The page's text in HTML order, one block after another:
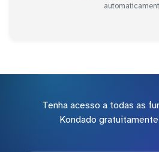
Tenha acesso a todas as
Kondado